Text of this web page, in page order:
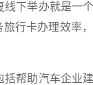
下举办就是一
行卡办理效率
帮助汽车企业